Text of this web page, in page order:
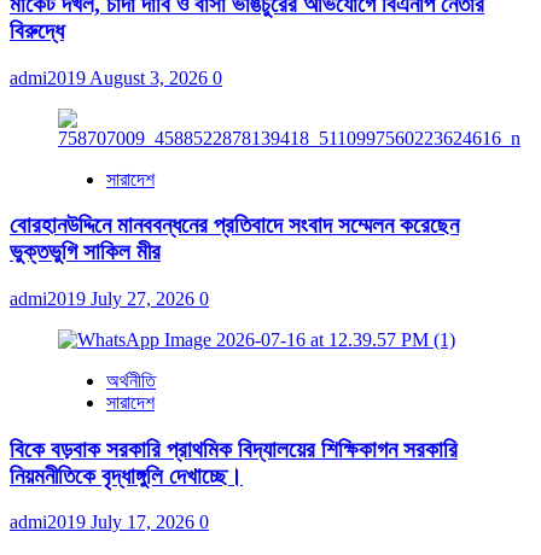
বিরুদ্ধে
admi2019 August 3, 2026 0
সারাদেশ
বোরহানউদ্দিনে মানববন্ধনের প্রতিবাদে সংবাদ সম্মেলন করেছেন
ভুক্তভুগি সাকিল মীর
admi2019 July 27, 2026 0
অর্থনীতি
সারাদেশ
বিকে বড়বাক সরকারি প্রাথমিক বিদ্যালয়ের শিক্ষিকাগন সরকারি
নিয়মনীতিকে বৃদ্ধাঙ্গুলি দেখাচ্ছে।
admi2019 July 17, 2026 0